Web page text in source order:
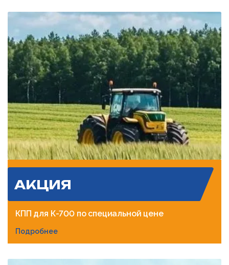
АКЦИЯ
КПП для К-700 по специальной цене
Подробнее